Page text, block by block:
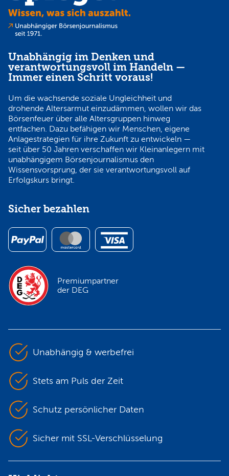
Unabhängig im Denken und
verantwortungsvoll im Handeln —
Immer einen Schritt voraus!
Um die wachsende soziale Ungleichheit und
drohende Altersarmut einzudämmen, wollen wir das
Börsenfeuer über alle Altersgruppen hinweg
entfachen. Dazu befähigen wir Menschen, eigene
Anlagestrategien für ihre Zukunft zu entwickeln —
seit über 50 Jahren verschaffen wir Kleinanlegern mit
unabhängigem Börsenjournalismus den
Wissensvorsprung, der sie verantwortungsvoll auf
Erfolgskurs bringt.
Sicher bezahlen
Premiumpartner
der DEG
Unabhängig & werbefrei
Stets am Puls der Zeit
Schutz persönlicher Daten
Sicher mit SSL-Verschlüsselung